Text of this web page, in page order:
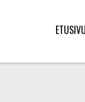
ETUSIVU